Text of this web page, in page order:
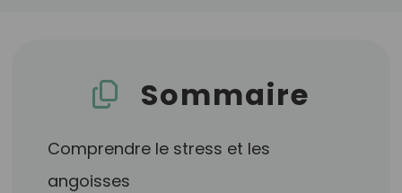
Sommaire
Comprendre le stress et les
angoisses